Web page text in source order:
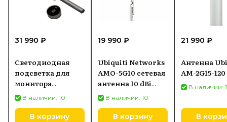
31 990 ₽
Светодиодная
подсветка для
монитора
SCREENBAR HALO
2
В наличии: 10
В корзину
19 990 ₽
Ubiquiti Networks
AMO-5G10 сетевая
антенна 10 dBi
Секторная
антенна
В наличии: 10
В корзину
21 990 ₽
Антенна
AM-2G15-120
В наличии:
В